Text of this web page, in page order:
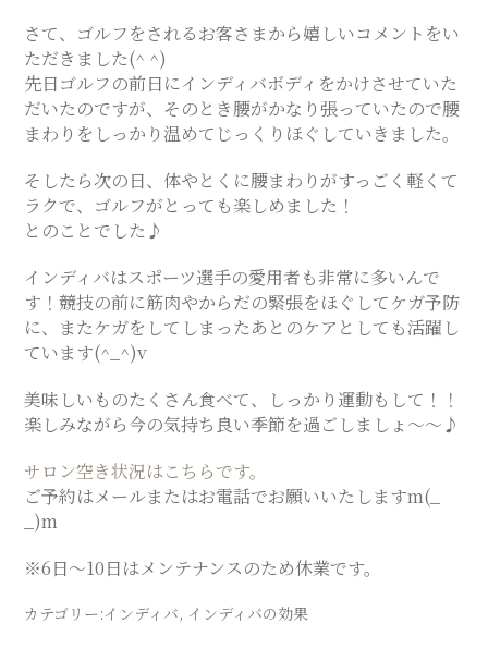
さて、ゴルフをされるお客さまから嬉しいコメントをい
ただきました(^ ^)
先日ゴルフの前日にインディバボディをかけさせていた
だいたのですが、そのとき腰がかなり張っていたので腰
まわりをしっかり温めてじっくりほぐしていきました。
そしたら次の日、体やとくに腰まわりがすっごく軽くて
ラクで、ゴルフがとっても楽しめました！
とのことでした♪
インディバはスポーツ選手の愛用者も非常に多いんで
す！競技の前に筋肉やからだの緊張をほぐしてケガ予防
に、またケガをしてしまったあとのケアとしても活躍し
ています(^_^)v
美味しいものたくさん食べて、しっかり運動もして！！
楽しみながら今の気持ち良い季節を過ごしましょ〜〜♪
サロン空き状況はこちらです。
ご予約はメールまたはお電話でお願いいたしますm(_
_)m
※6日〜10日はメンテナンスのため休業です。
カテゴリー:インディバ, インディバの効果